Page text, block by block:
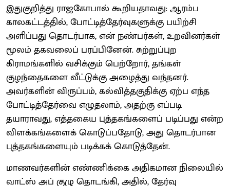
இதுகுறித்து ராஜகோபால் கூறியதாவது: ஆரம்ப
காலகட்டத்தில், போட்டித்தேர்வுகளுக்கு பயிற்சி
அளிப்பது தொடர்பாக, என் நண்பர்கள், உறவினர்கள்
மூலம் தகவலைப் பரப்பினேன். சுற்றுப்புற
கிராமங்களில் வசிக்கும் பெற்றோர், தங்கள்
குழந்தைகளை வீட்டுக்கு அழைத்து வந்தனர்.
அவர்களின் விருப்பம், கல்வித்தகுதிக்கு ஏற்ப எந்த
போட்டித்தேர்வை எழுதலாம், அதற்கு எப்படி
தயாராவது, எத்தகைய புத்தகங்களைப் படிப்பது என்ற
விளக்கங்களைக் கொடுப்பதோடு, அது தொடர்பான
புத்தகங்களையும் படிக்கக் கொடுத்தேன்.
மாணவர்களின் எண்ணிக்கை அதிகமான நிலையில்
வாட்ஸ் அப் குழு தொடங்கி, அதில், தேர்வு